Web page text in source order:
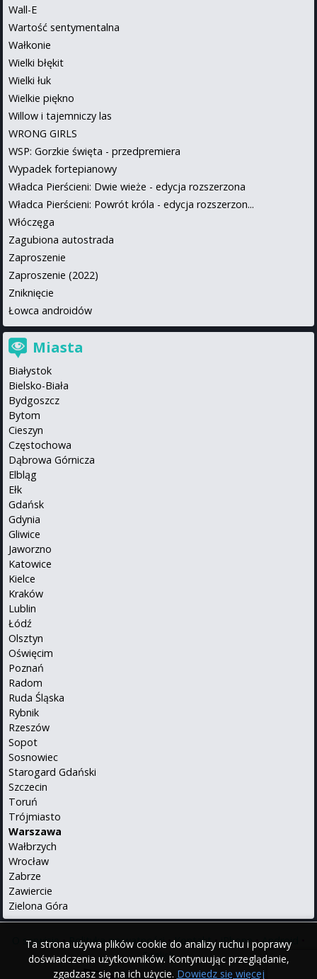
Ta strona używa plików cookie do analizy ruchu i poprawy
doświadczenia użytkowników. Kontynuując przeglądanie,
zgadzasz się na ich użycie. Dowiedz się więcej
Wall-E
Wartość sentymentalna
Wałkonie
Wielki błękit
Wielki łuk
Wielkie piękno
Willow i tajemniczy las
WRONG GIRLS
WSP: Gorzkie święta - przedpremiera
Wypadek fortepianowy
Władca Pierścieni: Dwie wieże - edycja rozszerzona
Władca Pierścieni: Powrót króla - edycja rozszerzon...
Włóczęga
Zagubiona autostrada
Zaproszenie
Zaproszenie (2022)
Zniknięcie
Łowca androidów
Miasta
Białystok
Bielsko-Biała
Bydgoszcz
Bytom
Cieszyn
Częstochowa
Dąbrowa Górnicza
Elbląg
Ełk
Gdańsk
Gdynia
Gliwice
Jaworzno
Katowice
Kielce
Kraków
Lublin
Łódź
Olsztyn
Oświęcim
Poznań
Radom
Ruda Śląska
Rybnik
Rzeszów
Sopot
Sosnowiec
Starogard Gdański
Szczecin
Toruń
Trójmiasto
Warszawa
Wałbrzych
Wrocław
Zabrze
Zawiercie
Zielona Góra
O serwisie•Polityka prywatności•Kontakt•iPhone•Android
English